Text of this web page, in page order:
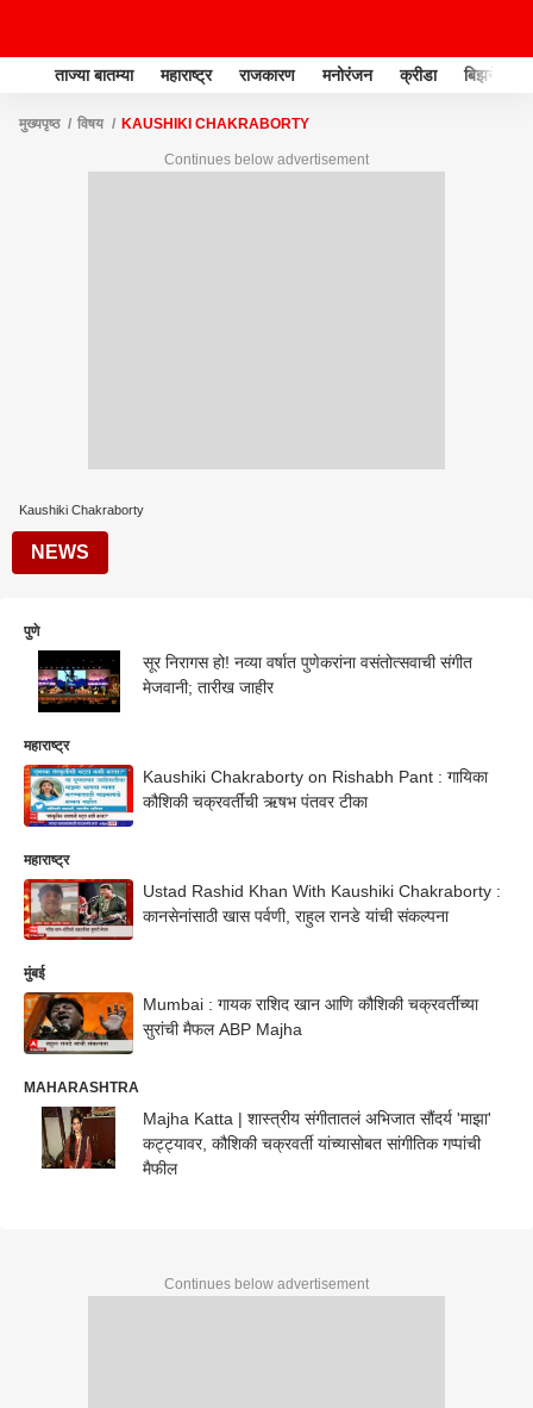
ताज्या बातम्या महाराष्ट्र राजकारण मनोरंजन क्रीडा बिझनेस
मुख्यपृष्ठ विषय KAUSHIKI CHAKRABORTY
Continues below advertisement
Kaushiki Chakraborty
NEWS
पुणे
सूर निरागस हो! नव्या वर्षात पुणेकरांना वसंतोत्सवाची संगीत
मेजवानी; तारीख जाहीर
महाराष्ट्र
Kaushiki Chakraborty on Rishabh Pant : गायिका
कौशिकी चक्रवर्तींची ऋषभ पंतवर टीका
महाराष्ट्र
Ustad Rashid Khan With Kaushiki Chakraborty :
कानसेनांसाठी खास पर्वणी, राहुल रानडे यांची संकल्पना
मुंबई
Mumbai : गायक राशिद खान आणि कौशिकी चक्रवर्तींच्या
सुरांची मैफल ABP Majha
MAHARASHTRA
Majha Katta | शास्त्रीय संगीतातलं अभिजात सौंदर्य 'माझा'
कट्ट्यावर, कौशिकी चक्रवर्ती यांच्यासोबत सांगीतिक गप्पांची
मैफील
Continues below advertisement